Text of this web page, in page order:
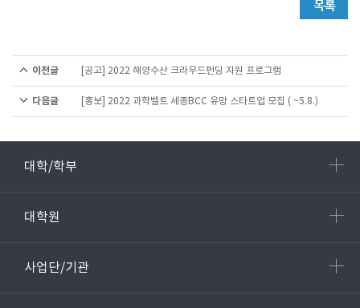
이전글 [공고] 2022 해양수산 크라우드펀딩 지원 프로그램
다음글 [홍보] 2022 과학벨트 세종BCC 유망 스타트업 모집 ( ~5.8.)
대학/학부
대학원
사업단/기관